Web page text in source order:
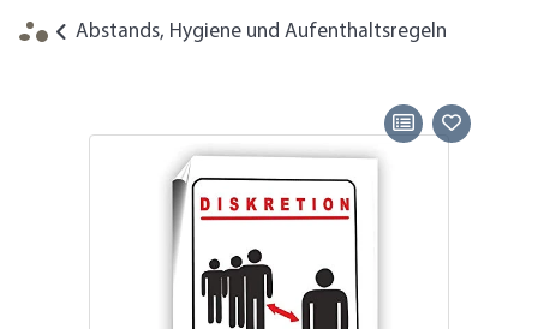
Abstands, Hygiene und Aufenthaltsregeln